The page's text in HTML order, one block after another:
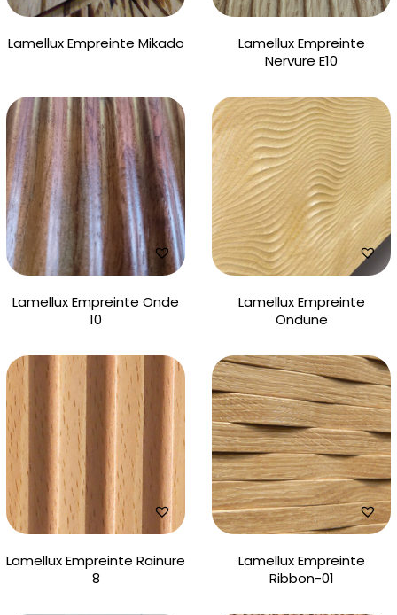
Lamellux Empreinte Mikado
Lamellux Empreinte
Nervure E10
Lamellux Empreinte Onde
10
Lamellux Empreinte
Ondune
Lamellux Empreinte Rainure
8
Lamellux Empreinte
Ribbon-01